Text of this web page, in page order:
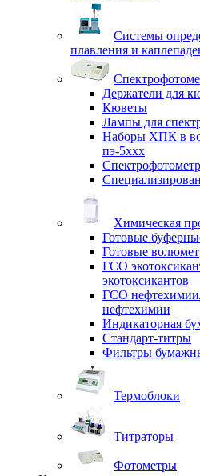
Системы
плавления и
Держатели для
Кюветы
Лампы для
Наборы ХПК в
пэ-5ххх
Химическая
Готовые
Готовые
ГСО
экотоксикантов
ГСО
нефтехимии
Индикаторная
Стандарт-титры
Фильтры
Термоблоки
Титраторы
Фотометры